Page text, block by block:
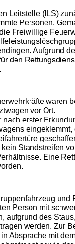
Leitstelle (ILS)
Personen.
Freiwillige
Aufgrund
den
waren
vor Ort.
erster
eingeklemmt,
Standstreifen
Eine
und
Person mit
aufgrund des
werden. Zur
Absprache mit